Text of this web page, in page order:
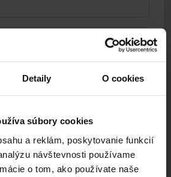
Detaily O cookies
súbory cookies
a reklám, poskytovanie funkcií
návštevnosti používame
o tom, ako používate naše
osobných údajov
že som sa oboznámil so
osobných údajov